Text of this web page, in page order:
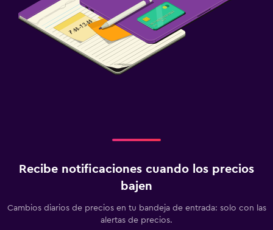
Recibe notificaciones cuando los precios
bajen
Cambios diarios de precios en tu bandeja de entrada: solo con las
alertas de precios.